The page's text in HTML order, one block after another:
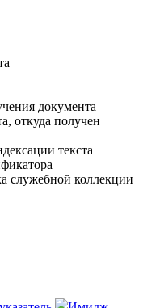
документа
откуда получен
текста
служебной коллекции